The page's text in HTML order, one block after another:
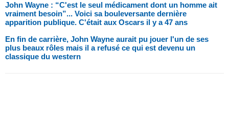
John Wayne : “C'est le seul médicament dont un homme ait
vraiment besoin”... Voici sa bouleversante dernière
apparition publique. C'était aux Oscars il y a 47 ans
En fin de carrière, John Wayne aurait pu jouer l'un de ses
plus beaux rôles mais il a refusé ce qui est devenu un
classique du western